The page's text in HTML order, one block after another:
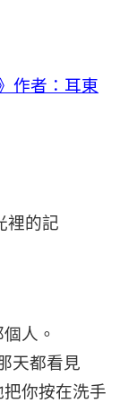
作者：耳東
裡的記
人。
天都看見
你按在洗手